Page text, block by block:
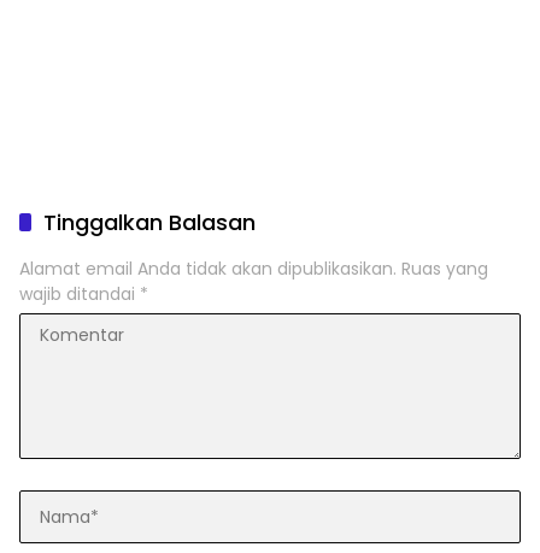
Tinggalkan Balasan
Alamat email Anda tidak akan dipublikasikan. Ruas yang
wajib ditandai *